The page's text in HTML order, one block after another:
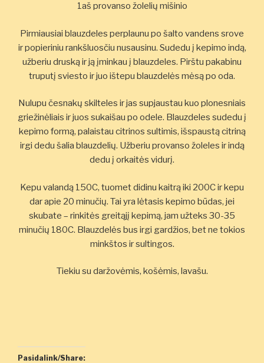
1aš provanso žolelių mišinio
Pirmiausiai blauzdeles perplaunu po šalto vandens srove
ir popieriniu rankšluosčiu nusausinu. Sudedu į kepimo indą,
užberiu druską ir ją įminkau į blauzdeles. Pirštu pakabinu
truputį sviesto ir juo ištepu blauzdelės mėsą po oda.
Nulupu česnakų skilteles ir jas supjaustau kuo plonesniais
griežinėliais ir juos sukaišau po odele. Blauzdeles sudedu į
kepimo formą, palaistau citrinos sultimis, išspaustą citriną
irgi dedu šalia blauzdelių. Užberiu provanso žoleles ir indą
dedu į orkaitės vidurį.
Kepu valandą 150C, tuomet didinu kaitrą iki 200C ir kepu
dar apie 20 minučių. Tai yra lėtasis kepimo būdas, jei
skubate – rinkitės greitąjį kepimą, jam užteks 30-35
minučių 180C. Blauzdelės bus irgi gardžios, bet ne tokios
minkštos ir sultingos.
Tiekiu su daržovėmis, košėmis, lavašu.
Pasidalink/Share: